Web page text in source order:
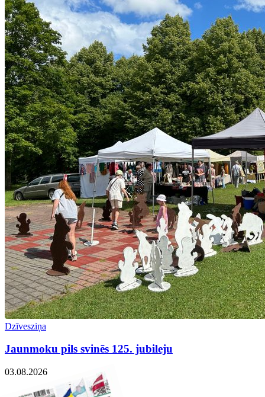
Dzīvesziņa
Jaunmoku pils svinēs 125. jubileju
03.08.2026